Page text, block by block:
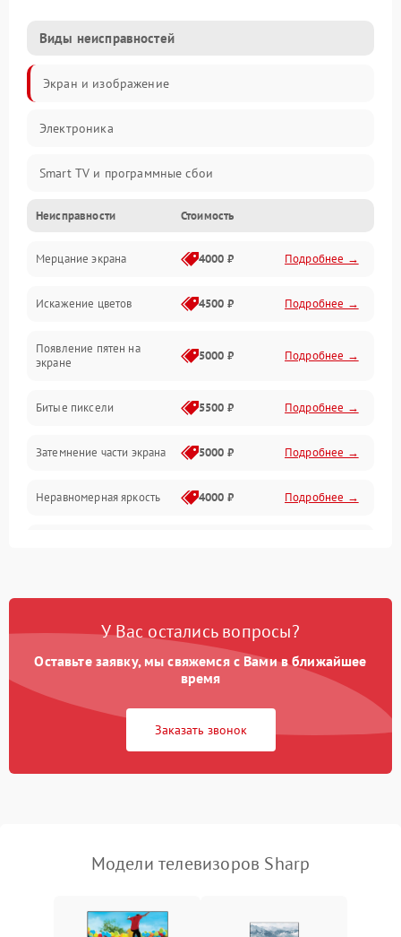
Виды неисправностей
Экран и изображение
Электроника
Smart TV и программные сбои
Питание и запуск
Подсветка и LED-модули
Звук и аудиосистема
Сигнал и приём каналов
Механические повреждения
Программное обеспечение
Сеть и подключения
Аудио
Сетевая
Неисправности Стоимость
Мерцание экрана 4000 ₽ Подробнее →
Искажение цветов 4500 ₽ Подробнее →
Появление пятен на
экране
5000 ₽ Подробнее →
Битые пиксели 5500 ₽ Подробнее →
Затемнение части экрана 5000 ₽ Подробнее →
Неравномерная яркость 4000 ₽ Подробнее →
У Вас остались вопросы?
Оставьте заявку, мы свяжемся с Вами в ближайшее
время
Заказать звонок
Модели телевизоров Sharp